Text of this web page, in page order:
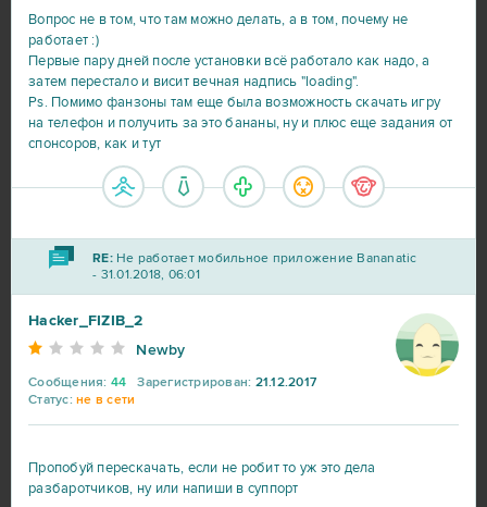
Вопрос не в том, что там можно делать, а в том, почему не
работает :)
Первые пару дней после установки всё работало как надо, а
затем перестало и висит вечная надпись "loading".
Ps. Помимо фанзоны там еще была возможность скачать игру
на телефон и получить за это бананы, ну и плюс еще задания от
спонсоров, как и тут
RE:Не работает мобильное приложение Bananatic
- 31.01.2018, 06:01
Hacker_FIZIB_2
Newby
Сообщения: 44 Зарегистрирован: 21.12.2017
Статус: не в сети
Пропобуй перескачать, если не робит то уж это дела
разбаротчиков, ну или напиши в суппорт